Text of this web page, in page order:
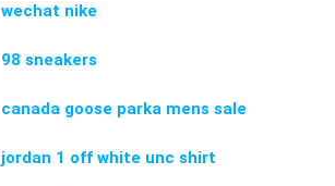
wechat nike
98 sneakers
canada goose parka mens sale
jordan 1 off white unc shirt